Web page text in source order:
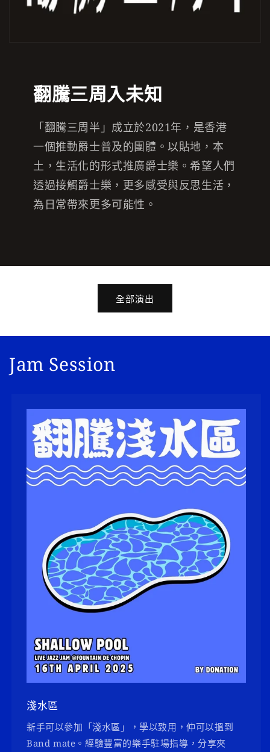
翻騰三周入未知
「翻騰三周半」成立於2021年，是香港
一個推動爵士普及的團體。以貼地，本
土，生活化的形式推廣爵士樂。希望人們
透過接觸爵士樂，更多感受與反思生活，
為日常帶來更多可能性。
全部演出
Jam Session
淺水區
新手可以參加「淺水區」，學以致用，仲可以搵到
Band mate。經驗豐富的樂手駐場指導，分享夾